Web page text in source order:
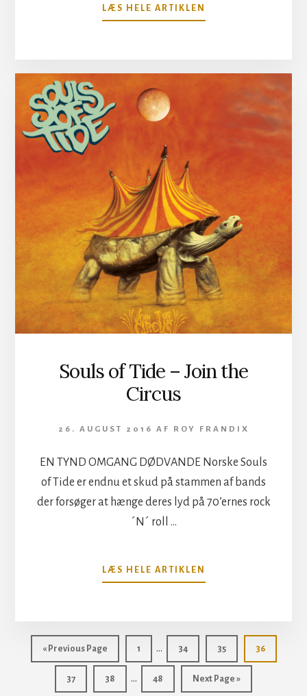
LÆS HELE ARTIKLEN
FRANKLIN
Souls of Tide – Join the
Circus
26. AUGUST 2016 AF ROY FRANDIX
EN TYND OMGANG DØDVANDE Norske Souls
of Tide er endnu et skud på stammen af bands
der forsøger at hænge deres lyd på 70’ernes rock
´N´ roll …
LÆS HELE ARTIKLEN
SOULS
JOIN
THE
CIRCUS
« Go
to
Previous Page Side
1
Interim
pages
omitted
… Side
34 Side
35 Side
36
Side
37 Side
38
Interim
… Side
48
Go
to
Next Page »